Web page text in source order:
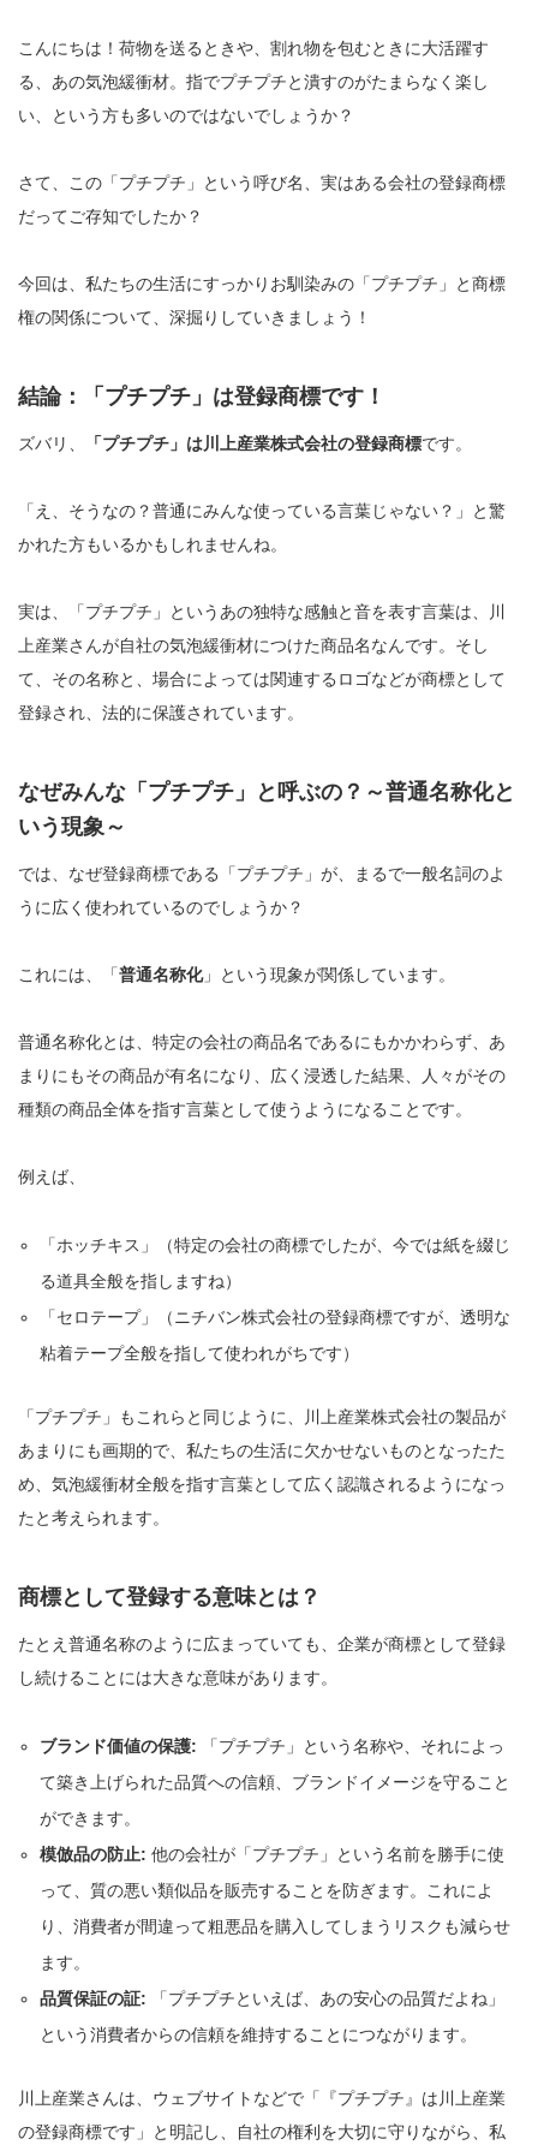
こんにちは！荷物を送るときや、割れ物を包むときに大活躍す
る、あの気泡緩衝材。指でプチプチと潰すのがたまらなく楽し
い、という方も多いのではないでしょうか？
さて、この「プチプチ」という呼び名、実はある会社の登録商標
だってご存知でしたか？
今回は、私たちの生活にすっかりお馴染みの「プチプチ」と商標
権の関係について、深掘りしていきましょう！
結論：「プチプチ」は登録商標です！
ズバリ、 「プチプチ」は川上産業株式会社の登録商標です。
「え、そうなの？普通にみんな使っている言葉じゃない？」と驚
かれた方もいるかもしれませんね。
実は、「プチプチ」というあの独特な感触と音を表す言葉は、川
上産業さんが自社の気泡緩衝材につけた商品名なんです。そし
て、その名称と、場合によっては関連するロゴなどが商標として
登録され、法的に保護されています。
なぜみんな「プチプチ」と呼ぶの？～普通名称化と
いう現象～
では、なぜ登録商標である「プチプチ」が、まるで一般名詞のよ
うに広く使われているのでしょうか？
これには、「普通名称化」という現象が関係しています。
普通名称化とは、特定の会社の商品名であるにもかかわらず、あ
まりにもその商品が有名になり、広く浸透した結果、人々がその
種類の商品全体を指す言葉として使うようになることです。
例えば、
「ホッチキス」（特定の会社の商標でしたが、今では紙を綴じ
る道具全般を指しますね）
「セロテープ」（ニチバン株式会社の登録商標ですが、透明な
粘着テープ全般を指して使われがちです）
「プチプチ」もこれらと同じように、川上産業株式会社の製品が
あまりにも画期的で、私たちの生活に欠かせないものとなったた
め、気泡緩衝材全般を指す言葉として広く認識されるようになっ
たと考えられます。
商標として登録する意味とは？
たとえ普通名称のように広まっていても、企業が商標として登録
し続けることには大きな意味があります。
ブランド価値の保護: 「プチプチ」という名称や、それによっ
て築き上げられた品質への信頼、ブランドイメージを守ること
ができます。
模倣品の防止: 他の会社が「プチプチ」という名前を勝手に使
って、質の悪い類似品を販売することを防ぎます。これによ
り、消費者が間違って粗悪品を購入してしまうリスクも減らせ
ます。
品質保証の証: 「プチプチといえば、あの安心の品質だよね」
という消費者からの信頼を維持することにつながります。
川上産業さんは、ウェブサイトなどで「『プチプチ』は川上産業
の登録商標です」と明記し、自社の権利を大切に守りながら、私